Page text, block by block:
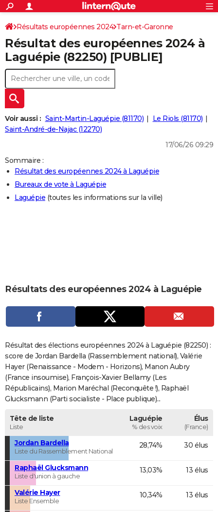
ACTUALITÉS
Politique
Société
Faits Divers
Education
Monde
Villes
+
SPORT
Coupe du monde 2026
Football
Tennis
Cyclisme
Rugby
Forum
Programme TV
TNT
Streaming
Cinéma
Sorties cinéma
Musique
+
FINANCE
Retraite
Impôts
Epargne
Immobilier
Risques naturels par ville
Banque
Assurance
Crédit
AUTO
Essais
Réserver un essai
Citadines
Berlines
SUV
Forum auto
+
HIGH-TECH
Mobiles
Meilleur smartphone
Internet
Ordinateurs
Jeux vidéo
Guide high-tech
+
BRICOLAGE
Guides de France
Escapades
Patrimoine
Expositions
Musées
Week-end nature
LIFESTYLE
Art de vivre
Bien-être
Loisirs
Mode
Modes de vie
CARTE DE VOEUX
Carte de Noël
Carte Bonne année
Carte Saint-Valentin
Carte Pâques
Carte d'anniversaire
DICTIONNAIRE
Dictionnaire
Biographies
Citations
Expressions
Proverbes
PROGRAMME TV
COPAINS D'AVANT
S'inscrire
Se connecter
Lycées
Collèges
Primaires
Universités
Entreprises
Service militaire
Avis de recherche
AVIS DE DÉCÈS
FORUM
Rechercher
S'inscrire
Connexion
Résultats européennes 2024 Tarn-et-Garonne
Résultat des européennes 2024 à
Laguépie (82250) [PUBLIE]
Voir aussi : Saint-Martin-Laguépie (81170)
Le Riols (81170)
Saint-André-de-Najac (12270)
17/06/26 09:29
Sommaire :
Résultat des européennes 2024 à Laguépie
Bureaux de vote à Laguépie
Laguépie (toutes les informations sur la ville)
Résultats des européennes 2024 à Laguépie
Résultat des élections européennes 2024 à Laguépie (82250) :
score de Jordan Bardella (Rassemblement national), Valérie
Hayer (Renaissance - Modem - Horizons), Manon Aubry
(France insoumise), François-Xavier Bellamy (Les
Républicains), Marion Maréchal (Reconquête !), Raphaël
Glucksmann (Parti socialiste - Place publique)...
Tête de liste
Liste
Laguépie
% des voix
Élus
(France)
Jordan Bardella
Liste du Rassemblement National
28,74% 30 élus
Raphaël Glucksmann
Liste d'union à gauche
13,03% 13 élus
Valérie Hayer
Liste Ensemble
10,34% 13 élus